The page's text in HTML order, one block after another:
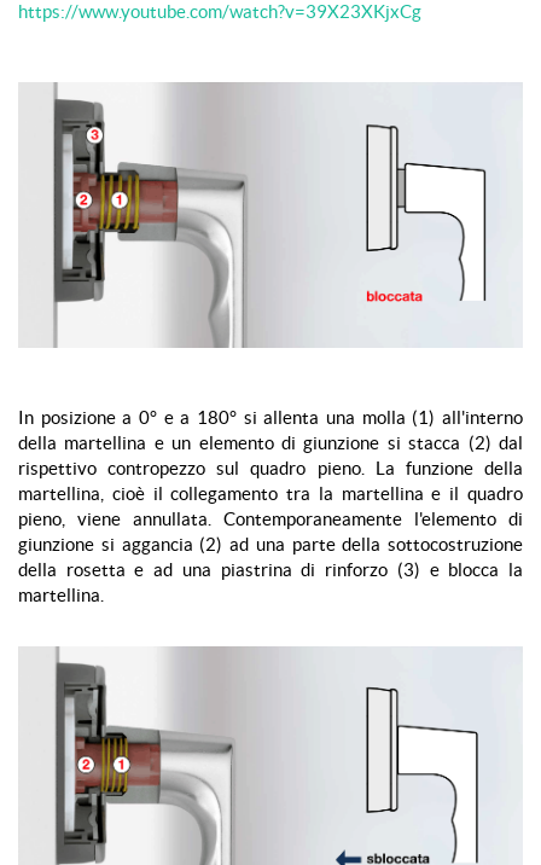
https://www.youtube.com/watch?v=39X23XKjxCg
In posizione a 0° e a 180° si allenta una molla (1) all'interno
della martellina e un elemento di giunzione si stacca (2) dal
rispettivo contropezzo sul quadro pieno. La funzione della
martellina, cioè il collegamento tra la martellina e il quadro
pieno, viene annullata. Contemporaneamente l'elemento di
giunzione si aggancia (2) ad una parte della sottocostruzione
della rosetta e ad una piastrina di rinforzo (3) e blocca la
martellina.